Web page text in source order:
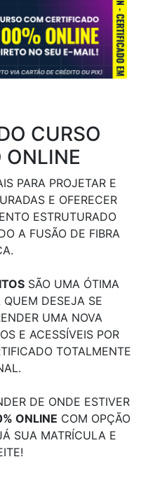
CURSO
ONLINE
PARA PROJETAR E
E OFERECER
ESTRUTURADO
A FUSÃO DE FIBRA
SÃO UMA ÓTIMA
QUEM DESEJA SE
UMA NOVA
E ACESSÍVEIS POR
TOTALMENTE
DE ONDE ESTIVER
ONLINE COM OPÇÃO
SUA MATRÍCULA E